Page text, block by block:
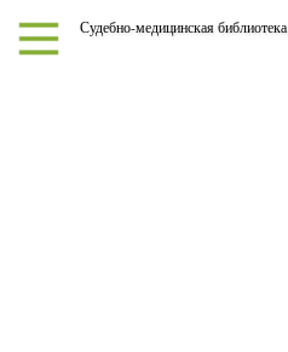
Судебно-медицинская библиотека